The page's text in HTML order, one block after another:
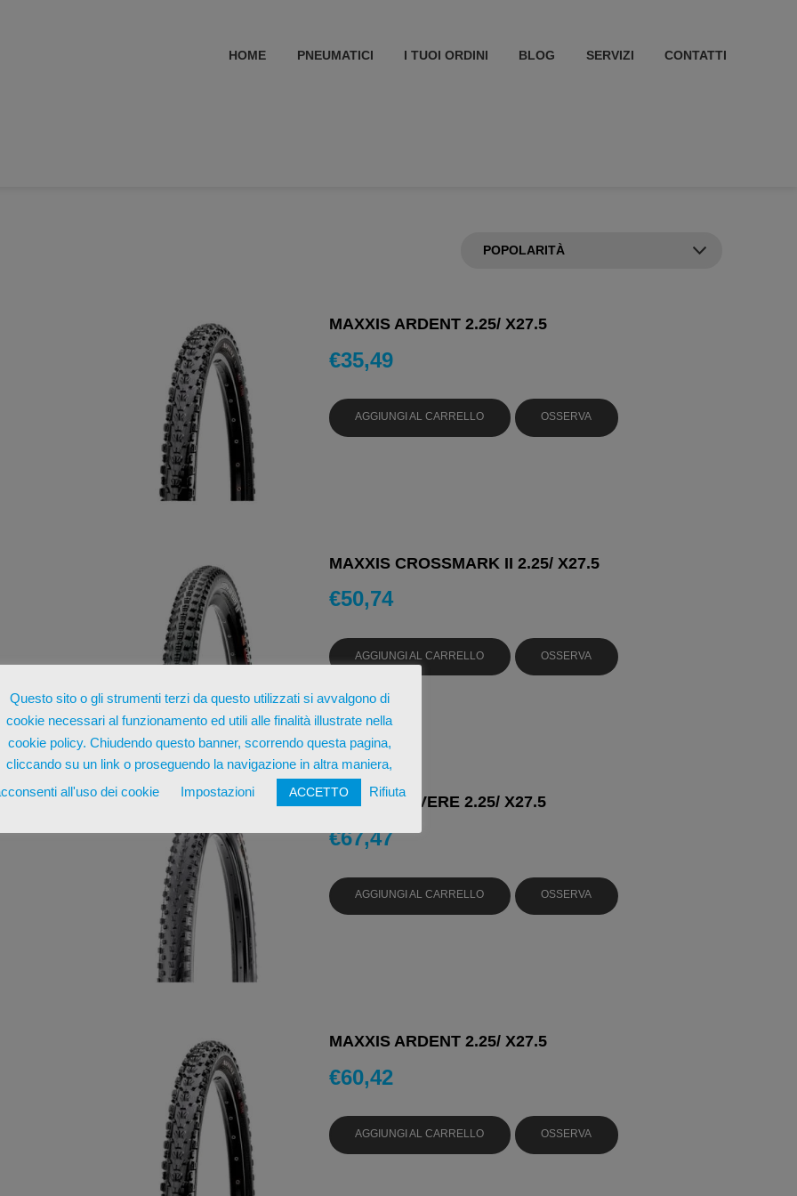
HOME PNEUMATICI I TUOI ORDINI BLOG SERVIZI CONTATTI
MAXXIS ARDENT 2.25/ X27.5
€35,49
AGGIUNGI AL CARRELLO OSSERVA
MAXXIS CROSSMARK II 2.25/ X27.5
€50,74
AGGIUNGI AL CARRELLO OSSERVA
MAXXIS SEVERE 2.25/ X27.5
€67,47
AGGIUNGI AL CARRELLO OSSERVA
MAXXIS ARDENT 2.25/ X27.5
€60,42
AGGIUNGI AL CARRELLO OSSERVA
Questo sito o gli strumenti terzi da questo utilizzati si avvalgono di
cookie necessari al funzionamento ed utili alle finalità illustrate nella
cookie policy. Chiudendo questo banner, scorrendo questa pagina,
cliccando su un link o proseguendo la navigazione in altra maniera,
all'uso dei cookie
Impostazioni ACCETTO Rifiuta